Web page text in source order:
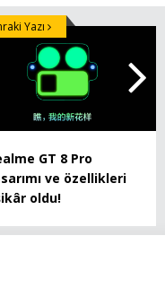
GT 8 Pro
ve özellikleri
oldu!
Yazı